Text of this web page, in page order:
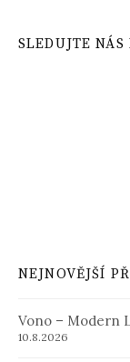
SLEDUJTE
NEJNOVĚJŠÍ
Vono – Modern
10.8.2026